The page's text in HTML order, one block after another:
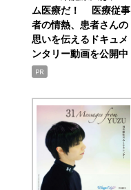
ム医療だ！ 医療従事
者の情熱、患者さんの
思いを伝えるドキュメ
ンタリー動画を公開中
PR